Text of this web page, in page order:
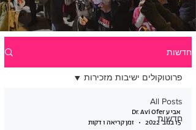
חדשות
All Posts
חדשות
פרוטוקולים ישיבות מזכירות
אבי ע Dr. Avi Ofer
15 בנוב׳ 2022
זמן קריאה 1 דקות